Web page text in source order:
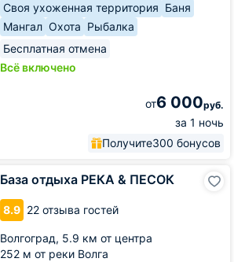
Своя ухоженная территория Баня
Мангал Охота Рыбалка
Бесплатная отмена
Всё включено
от6 000руб.
за 1 ночь
Получите300 бонусов
База отдыха РЕКА & ПЕСОК
8.9 22 отзыва гостей
Волгоград, 5.9 км от центра
252 м от реки Волга